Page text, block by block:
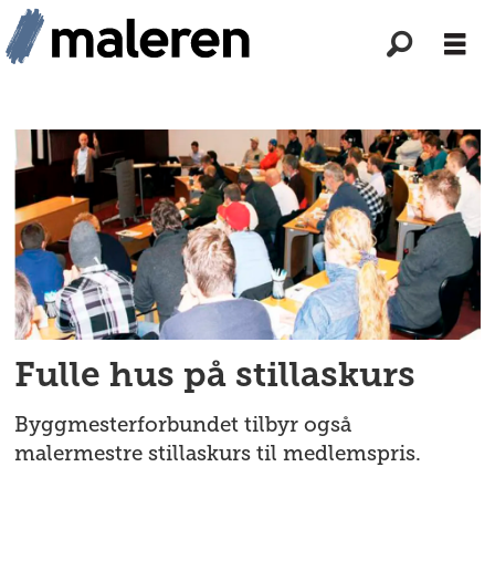
kristiansund
31
mars
Fulle hus på stillaskurs
Byggmesterforbundet tilbyr også
malermestre stillaskurs til medlemspris.